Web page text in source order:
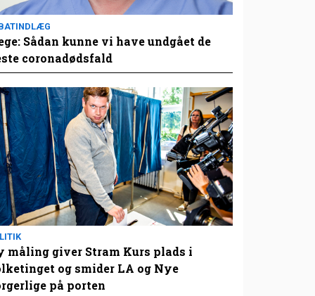
Sådan kunne vi have undgået de
coronadødsfald
måling giver Stram Kurs plads i
og smider LA og Nye
på porten